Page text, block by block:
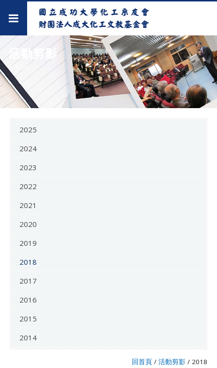
活動剪影
Album
2025
2024
2023
2022
2021
2020
2019
2018
2017
2016
2015
2014
回首頁 / 活動剪影 / 2018